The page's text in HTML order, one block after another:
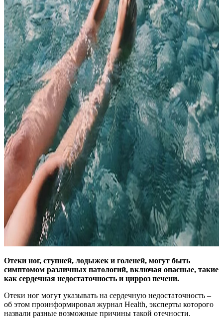
Отеки ног, ступней, лодыжек и голеней, могут быть
симптомом различных патологий, включая опасные, такие
как сердечная недостаточность и цирроз печени.
Отеки ног могут указывать на сердечную недостаточность –
об этом проинформировал журнал Health, эксперты которого
назвали разные возможные причины такой отечности.